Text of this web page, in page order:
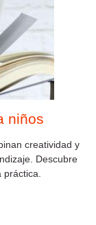
niños
creatividad y
Descubre